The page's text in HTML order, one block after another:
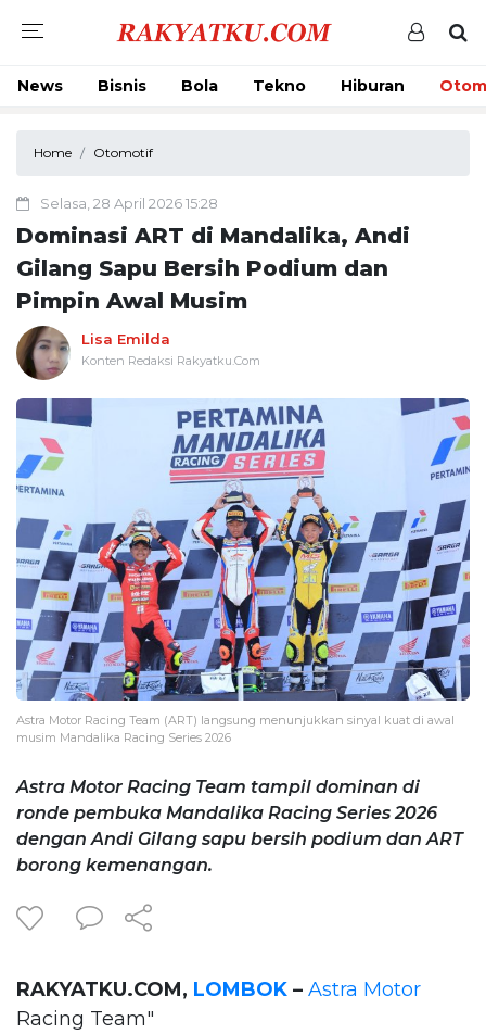
News Bisnis Bola Tekno Hiburan
Home Otomotif
Selasa, 28 April 2026 15:28
Dominasi ART di Mandalika, Andi
Gilang Sapu Bersih Podium dan
Pimpin Awal Musim
Lisa Emilda
Konten Redaksi Rakyatku.Com
Astra Motor Racing Team (ART) langsung menunjukkan sinyal kuat di awal
musim Mandalika Racing Series 2026
Astra Motor Racing Team tampil dominan di
ronde pembuka Mandalika Racing Series 2026
dengan Andi Gilang sapu bersih podium dan ART
borong kemenangan.
RAKYATKU.COM, LOMBOK – Astra Motor
Racing Team"